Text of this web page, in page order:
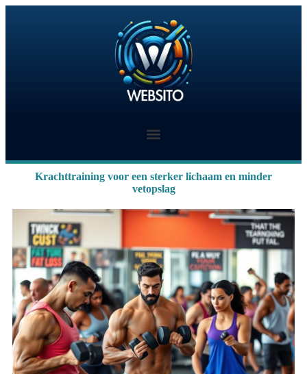
Krachttraining voor een sterker lichaam en minder
vetopslag